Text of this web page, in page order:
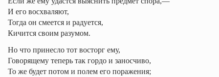
И его восхваляют,
Тогда он смеется и радуется,
Кичится своим разумом.
Но что принесло тот восторг ему,
Говорящему теперь так гордо и заносчиво,
То же будет потом и полем его поражения;